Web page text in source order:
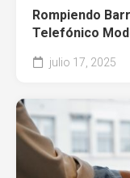
Rompiendo
Telefónico
julio 17, 2025